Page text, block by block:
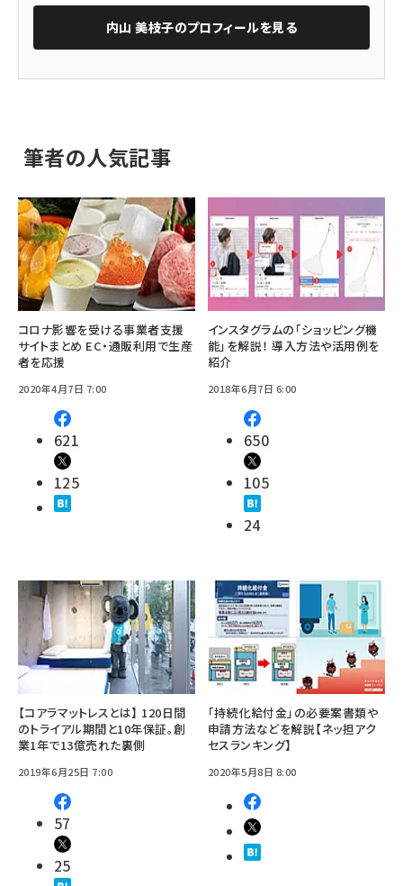
内山 美枝子のプロフィールを見る
筆者の人気記事
コロナ影響を受ける事業者支援
サイトまとめ EC・通販利用で生産
者を応援
2020年4月7日 7:00
621
125
インスタグラムの「ショッピング機
能」を解説！ 導入方法や活用例を
紹介
2018年6月7日 6:00
650
105
24
【コアラマットレスとは】 120日間
のトライアル期間と10年保証。創
業1年で13億売れた裏側
2019年6月25日 7:00
57
25
「持続化給付金」の必要案書類や
申請方法などを解説【ネッ担アク
セスランキング】
2020年5月8日 8:00